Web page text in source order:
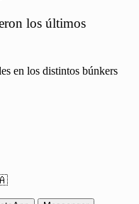
los últimos
en los distintos búnkers